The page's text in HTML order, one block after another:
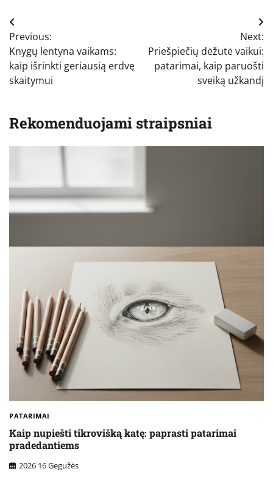
Navigacija
tarp
įrašų
Previous:
Knygų lentyna vaikams:
kaip išrinkti geriausią erdvę
skaitymui
Next:
Priešpiečių dėžutė vaikui:
patarimai, kaip paruošti
sveiką užkandį
Rekomenduojami straipsniai
PATARIMAI
Kaip nupiešti tikrovišką katę: paprasti patarimai
pradedantiems
2026 16 Gegužės